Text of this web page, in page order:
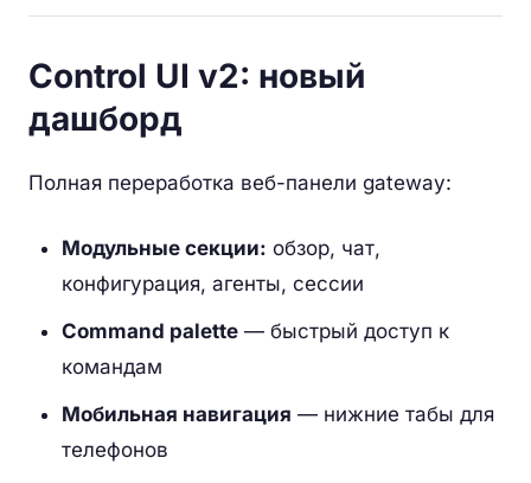
Control UI v2: новый
дашборд
Полная переработка веб-панели gateway:
Модульные секции: обзор, чат,
конфигурация, агенты, сессии
Command palette — быстрый доступ к
командам
Мобильная навигация — нижние табы для
телефонов